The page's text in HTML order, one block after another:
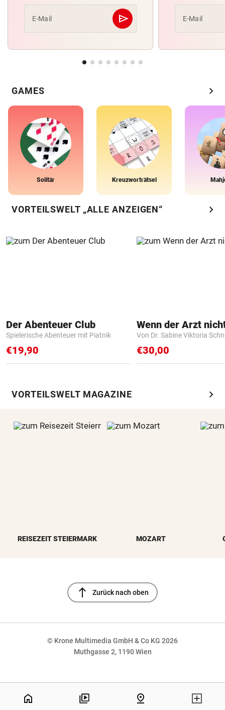
E-Mail send
Abschicken E-Mail
GAMES chevron_right
Solitär Kreuzworträtsel
VORTEILSWELT „ALLE ANZEIGEN“ chevron_right
Der Abenteuer Club
Spielerische Abenteuer mit Piatnik
€19,90
Von Dr. Sabine Viktoria
€30,00
VORTEILSWELT MAGAZINE chevron_right
REISEZEIT STEIERMARK MOZART
north Zurück nach oben
© Krone Multimedia GmbH & Co KG 2026
Muthgasse 2, 1190 Wien
home pin_drop
NaN%